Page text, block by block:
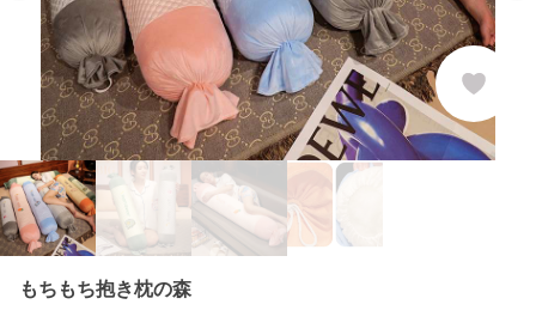
もちもち抱き枕の森